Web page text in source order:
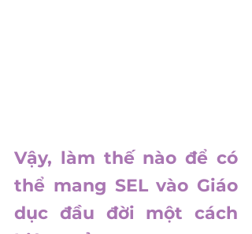
Vậy, làm thế nào để có
thể mang SEL vào Giáo
dục đầu đời một cách